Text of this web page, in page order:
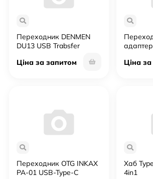
Переходник DENMEN
DU13 USB Trabsfer
Ціна за запитом
адаптер
Ціна
Переходник OTG INKAX
PA-01 USB-Type-C
Хаб
4in1